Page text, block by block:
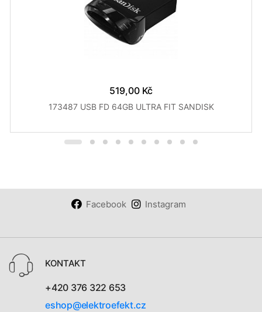
519,00 Kč
173487 USB FD 64GB ULTRA FIT SANDISK
Facebook Instagram
KONTAKT
+420 376 322 653
eshop@elektroefekt.cz